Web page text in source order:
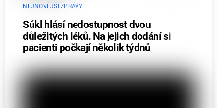
NEJNOVĚJŠÍ ZPRÁVY
Súkl hlásí nedostupnost dvou
důležitých léků. Na jejich dodání si
pacienti počkají několik týdnů